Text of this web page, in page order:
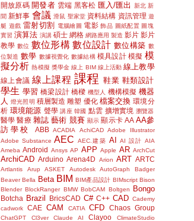
開放原碼 開發者 雲端 黑客松 匯入/匯出 新北 新
聞 新鮮事 會議 滑鼠 聖家堂 資料結構 資訊管理 遊
艇 遊戲 雷射切割 電腦繪圖 電影 飾品 圖紙配置 圖塊
實習 演算法 演講 碩士 網格 網路應用 製造 影片 影片
教學 數位 數位形構 數位設計 數位構築 數
位製造 數學 數據視覺化 數據結構 模具設計 模擬 模
擬分析 熱模擬 獎學金 線上 BIM 線上活動 線上教學
線上會議 線上課程 課程 鞋業 鞋類設計
學生 學習 橋梁設計 橋樑 機型人 機構模擬 機器
人
燈光照明 積層製造 雕塑 優化 檔案交換 環境分
析 環境能源 聲學 講座 韓國 點雲 擴增實境 瀏覽器
醫學 醫療 雜誌 藝術 競賽 顯示 顯示卡 AA AA參
訪學校
ABB ACADIA AchiCAD
Adobe Illustrator
Adobe Substance AEC AEC.建築 AI AI 設計 AIA
Ameba Android Ansys AP APP Apple AR ArchCut
ArchiCAD Arduino Arena4D Arion ART ARTC
Artlantis Arup ASKET Autodesk AutoGraph
Badger
Beaver Bella Beta BIM BIM產品設計 BIMscript Bison
Blender BlockRanger BMW BobCAM Boltgen Bongo
Botcha Brazil BricsCAD C# C++ CAD Cademy
cadwork
CAE CAM CATIA CFD Chaos Group
ChatGPT Cl3ver Claude AI Clayoo ClimateStudio